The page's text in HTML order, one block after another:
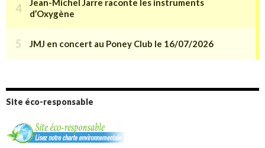
Site éco-responsable